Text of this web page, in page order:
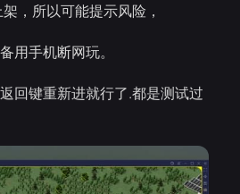
，所以可能提示风险，
用手机断网玩。
回键重新进就行了.都是测试过